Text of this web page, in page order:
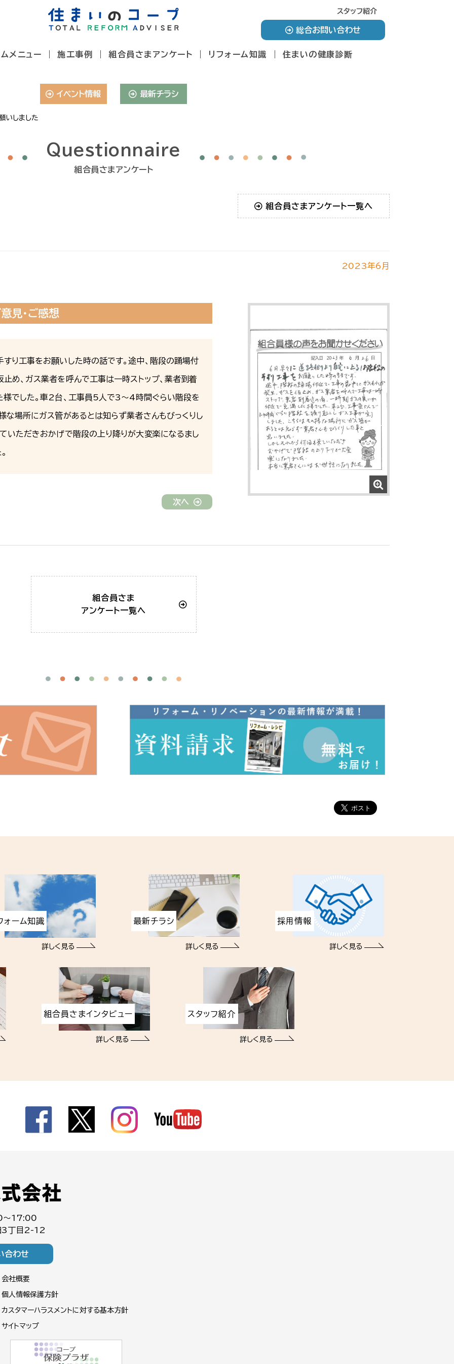
スタッフ紹介
総合お問い合わせ
メニュー 施工事例 組合員さまアンケート リフォーム知識 住まいの健康診断
イベント情報 最新チラシ
いしました
Questionnaire
組合員さまアンケート
組合員さまアンケート一覧へ
2023年6月
見・ご感想
り工事をお願いした時の話です。途中、階段の踊場付
め、ガス業者を呼んで工事は一時ストップ、業者到着
でした。車2台、工事員5人で3～4時間ぐらい階段を
な場所にガス管があるとは知らず業者さんもびっくりし
いただきおかげで階段の上り降りが大変楽になるまし
次へ
組合員さま
アンケート一覧へ
ォーム知識
詳しく見る
最新チラシ
詳しく見る
採用情報
詳しく見る
組合員さまインタビュー
詳しく見る
スタッフ紹介
詳しく見る
～17:00
3丁目2-12
合わせ
会社概要
個人情報保護方針
カスタマーハラスメントに対する基本方針
サイトマップ